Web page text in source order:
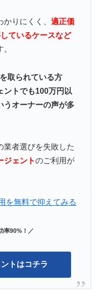
りにくく、 適正価
ているケースなど
取られている方
ントでも100万円以
うオーナーの声が多
業者選びを失敗した
ジェントのご利用が
を無料で抑えてみる
率90%！／
トはコチラ